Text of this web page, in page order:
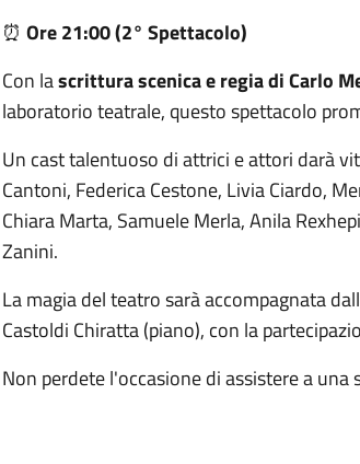
⏰ Ore 21:00 (2° Spettacolo)
Con lascrittura scenica e regia di Carlo
laboratorio teatrale, questo spettacolo
Un cast talentuoso di attrici e attori darà
Cantoni, Federica Cestone, Livia Ciardo,
Chiara Marta, Samuele Merla, Anila
Zanini.
La magia del teatro sarà accompagnata
Castoldi Chiratta (piano), con la
Non perdete l'occasione di assistere a una